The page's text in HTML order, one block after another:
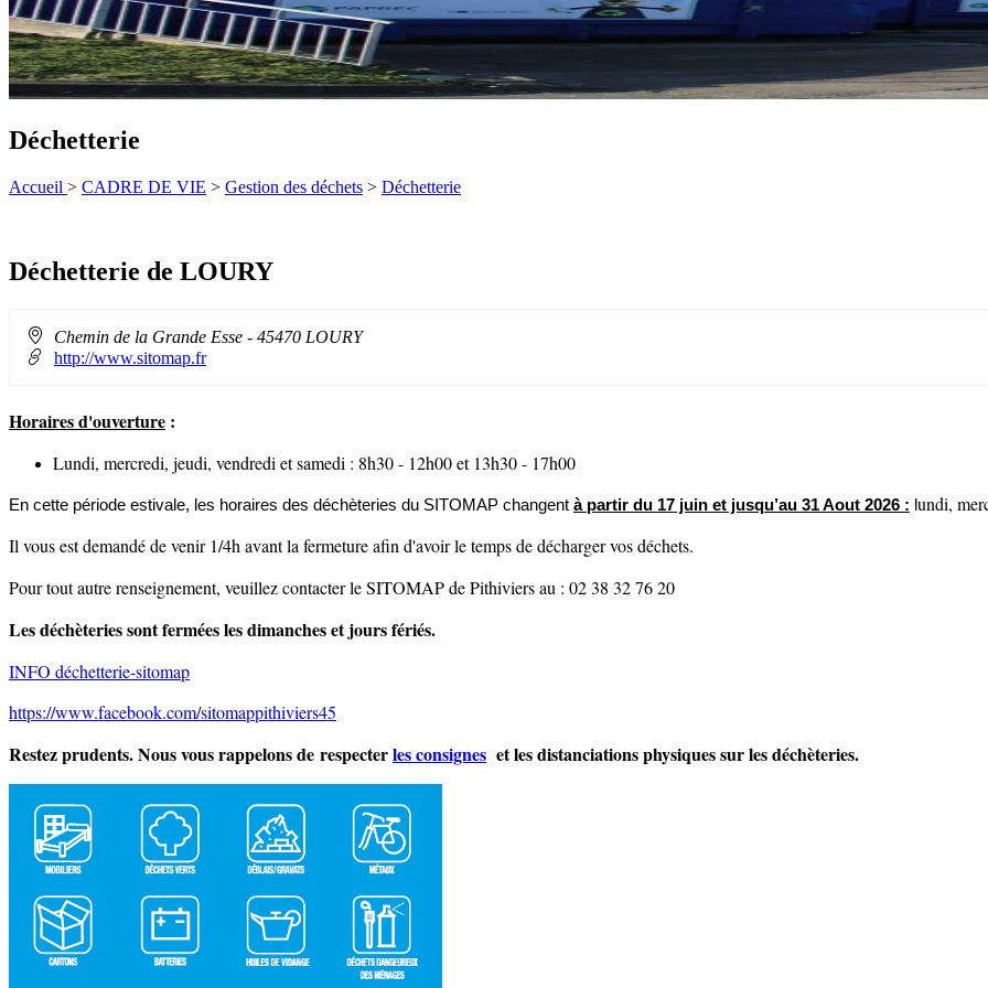
Déchetterie
Accueil > CADRE DE VIE > Gestion des déchets > Déchetterie
Déchetterie de LOURY
Adresse
:
Chemin de la Grande Esse - 45470 LOURY
http://www.sitomap.fr
Horaires d'ouverture :
Lundi, mercredi, jeudi, vendredi et samedi : 8h30 - 12h00 et 13h30 - 17h00
En cette période estivale, les horaires des déchèteries du SITOMAP changent à partir du 17 juin et jusqu’au 31 Aout 2026 : undi,
Il vous est demandé de venir 1/4h avant la fermeture afin d'avoir le temps de décharger vos déchets.
Pour tout autre renseignement, veuillez contacter le SITOMAP de Pithiviers au : 02 38 32 76 20
Les déchèteries sont fermées les dimanches et jours fériés.
INFO déchetterie-sitomap
https://www.facebook.com/sitomappithiviers45
Restez prudents. Nous vous rappelons de respecterles consignes et les distanciations physiques sur les déchèteries.